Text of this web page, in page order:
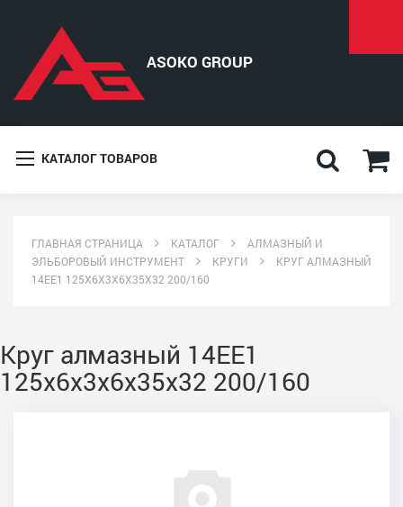
КАТАЛОГ ТОВАРОВ
ГЛАВНАЯ СТРАНИЦА КАТАЛОГ
АЛМАЗНЫЙ И
ЭЛЬБОРОВЫЙ ИНСТРУМЕНТ
КРУГИ
КРУГ АЛМАЗНЫЙ
14ЕЕ1 125X6X3X6X35X32 200/160
Круг алмазный 14ЕЕ1
125x6x3x6x35x32 200/160